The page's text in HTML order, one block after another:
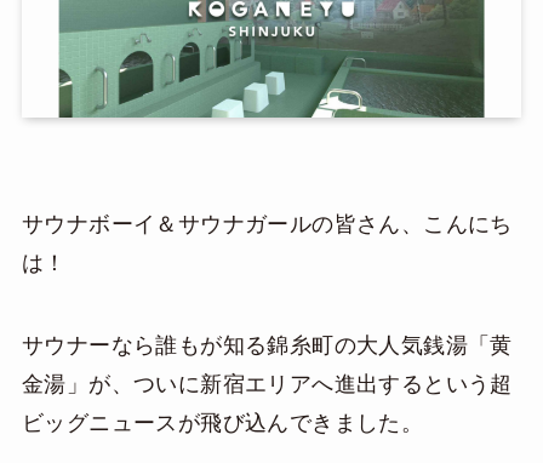
サウナボーイ＆サウナガールの皆さん、こんにち
は！
サウナーなら誰もが知る錦糸町の大人気銭湯「黄
金湯」が、ついに新宿エリアへ進出するという超
ビッグニュースが飛び込んできました。